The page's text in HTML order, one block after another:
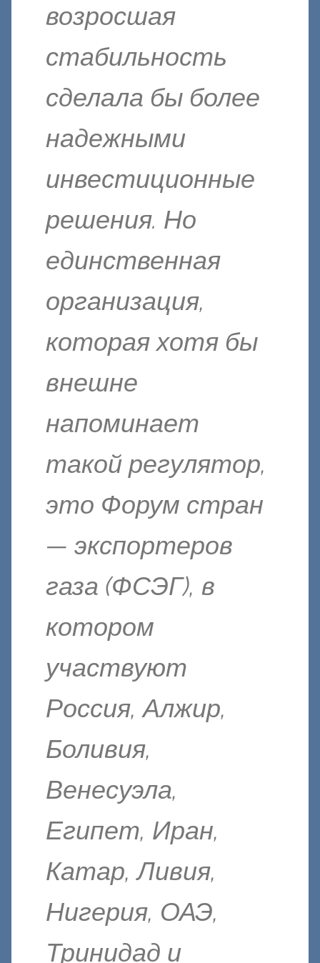
возросшая
стабильность
сделала бы более
надежными
инвестиционные
решения. Но
единственная
организация,
которая хотя бы
внешне
напоминает
такой регулятор,
это Форум стран
— экспортеров
газа (ФСЭГ), в
котором
участвуют
Россия, Алжир,
Боливия,
Венесуэла,
Египет, Иран,
Катар, Ливия,
Нигерия, ОАЭ,
Тринидад и